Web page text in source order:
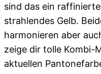
sind das ein
strahlendes Gelb.
harmonieren aber
zeige dir tolle Kombi-
aktuellen